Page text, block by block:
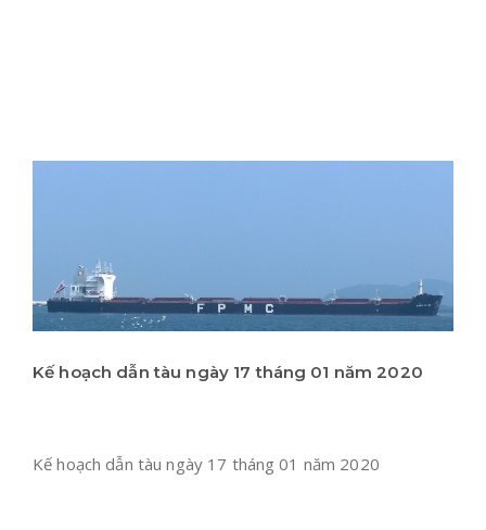
Kế hoạch dẫn tàu ngày 17 tháng 01 năm 2020
Kế hoạch dẫn tàu ngày 17 tháng 01 năm 2020